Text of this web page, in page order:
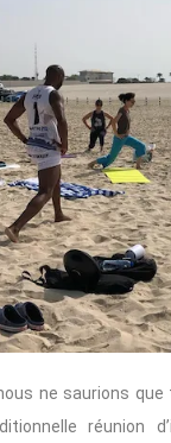
ne saurions
réunion